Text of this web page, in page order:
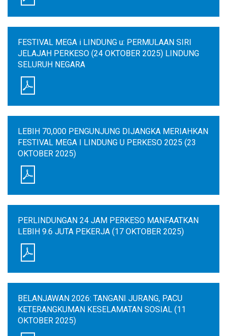
FESTIVAL MEGA i LINDUNG u: PERMULAAN SIRI
JELAJAH PERKESO (24 OKTOBER 2025) LINDUNG
SELURUH NEGARA
LEBIH 70,000 PENGUNJUNG DIJANGKA MERIAHKAN
FESTIVAL MEGA I LINDUNG U PERKESO 2025 (23
OKTOBER 2025)
PERLINDUNGAN 24 JAM PERKESO MANFAATKAN
LEBIH 9.6 JUTA PEKERJA (17 OKTOBER 2025)
BELANJAWAN 2026: TANGANI JURANG, PACU
KETERANGKUMAN KESELAMATAN SOSIAL (11
OKTOBER 2025)